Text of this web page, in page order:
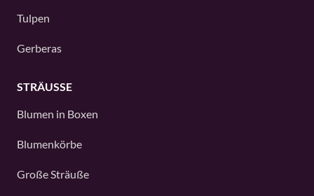
Tulpen
Gerberas
STRÄUSSE
Blumen in Boxen
Blumenkörbe
Große Sträuße